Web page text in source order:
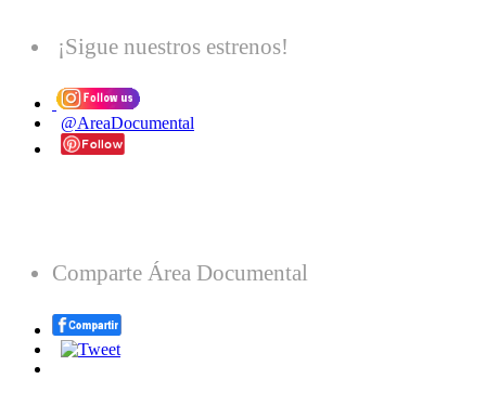
¡Sigue nuestros estrenos!
@AreaDocumental
Comparte Área Documental